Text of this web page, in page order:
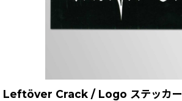
Leftöver Crack / Logo ステッカー